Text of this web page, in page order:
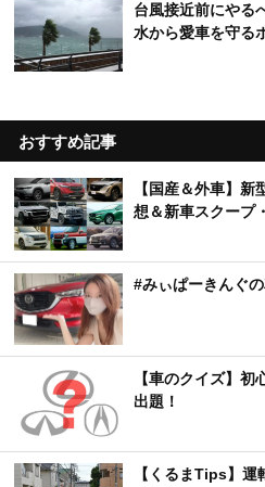
台風接近前にやる
水から愛車を守る
おすすめ記事
【国産＆外車】
想＆新車スクープ
#みぃぱーきんぐ
【車のクイズ】初
出題！
【くるまTips】